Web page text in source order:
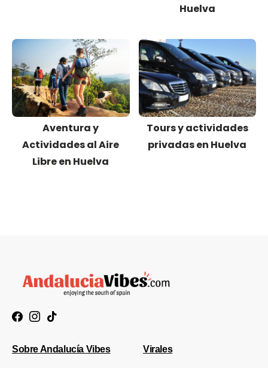
Huelva
Aventura y
Actividades al Aire
Libre en Huelva
Tours y actividades
privadas en Huelva
Sobre Andalucía Vibes Virales